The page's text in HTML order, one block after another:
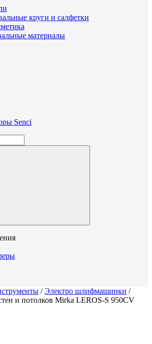
круги и салфетки
материалы
Senci
/Электро шлифмашинки /
и потолков Mirka LEROS-S 950CV